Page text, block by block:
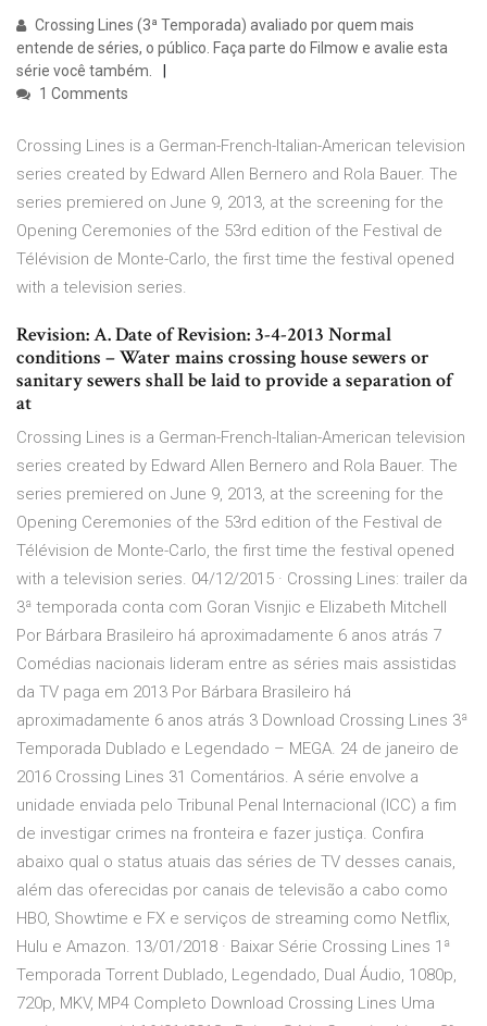
Crossing Lines (3ª Temporada) avaliado por quem mais
entende de séries, o público. Faça parte do Filmow e avalie esta
série você também.
1 Comments
Crossing Lines is a German-French-Italian-American television
series created by Edward Allen Bernero and Rola Bauer. The
series premiered on June 9, 2013, at the screening for the
Opening Ceremonies of the 53rd edition of the Festival de
Télévision de Monte-Carlo, the first time the festival opened
with a television series.
Revision: A. Date of Revision: 3-4-2013 Normal
conditions – Water mains crossing house sewers or
sanitary sewers shall be laid to provide a separation of
at
Crossing Lines is a German-French-Italian-American television
series created by Edward Allen Bernero and Rola Bauer. The
series premiered on June 9, 2013, at the screening for the
Opening Ceremonies of the 53rd edition of the Festival de
Télévision de Monte-Carlo, the first time the festival opened
with a television series. 04/12/2015 · Crossing Lines: trailer da
3ª temporada conta com Goran Visnjic e Elizabeth Mitchell
Por Bárbara Brasileiro há aproximadamente 6 anos atrás 7
Comédias nacionais lideram entre as séries mais assistidas
da TV paga em 2013 Por Bárbara Brasileiro há
aproximadamente 6 anos atrás 3 Download Crossing Lines 3ª
Temporada Dublado e Legendado – MEGA. 24 de janeiro de
2016 Crossing Lines 31 Comentários. A série envolve a
unidade enviada pelo Tribunal Penal Internacional (ICC) a fim
de investigar crimes na fronteira e fazer justiça. Confira
abaixo qual o status atuais das séries de TV desses canais,
além das oferecidas por canais de televisão a cabo como
HBO, Showtime e FX e serviços de streaming como Netflix,
Hulu e Amazon. 13/01/2018 · Baixar Série Crossing Lines 1ª
Temporada Torrent Dublado, Legendado, Dual Áudio, 1080p,
720p, MKV, MP4 Completo Download Crossing Lines Uma